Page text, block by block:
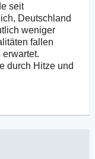
seit
Deutschland
weniger
fallen
erwartet.
durch Hitze und